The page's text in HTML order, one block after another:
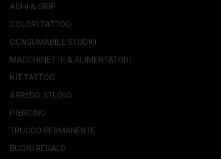
AGHI & GRIP
COLORI TATTOO
CONSUMABILE STUDIO
MACCHINETTE & ALIMENTATORI
KIT TATTOO
ARREDO STUDIO
PIERCING
TRUCCO PERMANENTE
BUONI REGALO